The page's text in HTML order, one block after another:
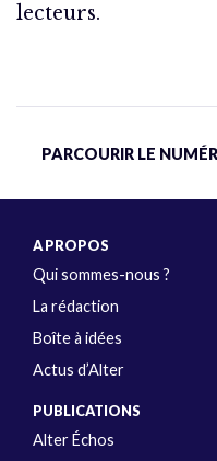
lecteurs.
PARCOURIR LE
A PROPOS
Qui sommes-nous ?
La rédaction
Boîte à idées
Actus d’Alter
PUBLICATIONS
Alter Échos